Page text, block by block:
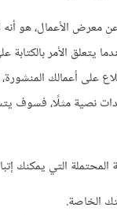
معرض الأعمال، هو أنه
يتعلق الأمر بالكتابة
على أعمالك
نصية مثلًا، فسوف
المحتملة التي يمكنك
الخاصة.